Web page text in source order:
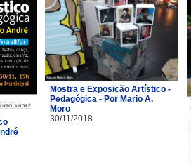
Mostra e Exposição Artístico -
Pedagógica - Por Mario A.
Moro
30/11/2018